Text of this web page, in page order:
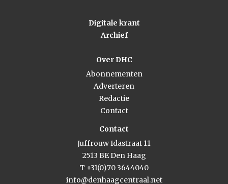
Digitale krant
Archief
Over DHC
Abonnementen
Adverteren
Redactie
Contact
Contact
Juffrouw Idastraat 11
2513 BE Den Haag
T +31(0)70 3644040
info@denhaagcentraal.net